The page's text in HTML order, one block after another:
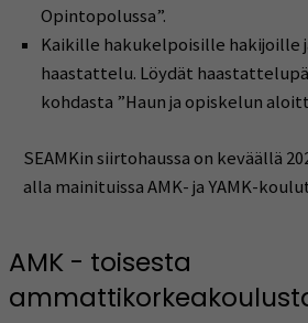
Opintopolussa”.
Kaikille hakukelpoisille hakijoille
haastattelu. Löydät
kohdasta ”Haun ja opiskelun
SEAMKin siirtohaussa on keväällä
alla mainituissa AMK- ja YAMK-
AMK - toisesta
ammattikorkeakoulusta